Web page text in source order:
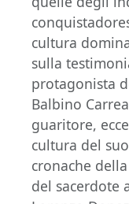
cultura
sulla
protagonista
Balbino
guaritore,
cultura del
cronache
del sacerdote